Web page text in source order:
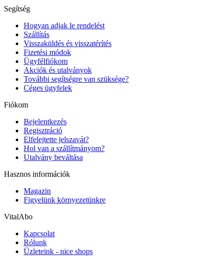
Segítség
Hogyan adjak le rendelést
Szállítás
Visszaküldés és visszatérítés
Fizetési módok
Ügyfélfiókom
Akciók és utalványok
További segítségre van szüksége?
Céges ügyfelek
Fiókom
Bejelentkezés
Regisztráció
Elfelejtette jelszavát?
Hol van a szállítmányom?
Utalvány beváltása
Hasznos információk
Magazin
Figyelünk környezetünkre
VitalAbo
Kapcsolat
Rólunk
Üzleteink - nice shops